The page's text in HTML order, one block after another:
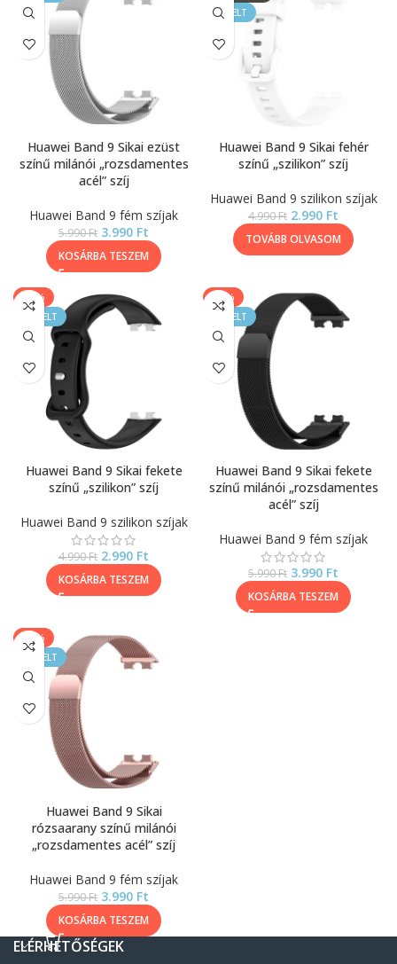
Huawei Band 9 Sikai ezüst
színű milánói „rozsdamentes
acél” szíj
Huawei Band 9 fém szíjak
5.990Ft 3.990 Ft
KOSÁRBA TESZEM
KIEMELT
Huawei Band 9 Sikai fehér
színű „szilikon” szíj
Huawei Band 9 szilikon szíjak
4.990Ft 2.990 Ft
TOVÁBB OLVASOM
-40%
KIEMELT
Huawei Band 9 Sikai fekete
színű „szilikon” szíj
Huawei Band 9 szilikon szíjak
4.990Ft 2.990 Ft
KOSÁRBA TESZEM
-33%
KIEMELT
Huawei Band 9 Sikai fekete
színű milánói „rozsdamentes
acél” szíj
Huawei Band 9 fém szíjak
5.990Ft 3.990 Ft
KOSÁRBA TESZEM
-33%
KIEMELT
Huawei Band 9 Sikai
rózsaarany színű milánói
„rozsdamentes acél” szíj
Huawei Band 9 fém szíjak
5.990Ft 3.990 Ft
KOSÁRBA TESZEM
ELÉRHETŐSÉGEK